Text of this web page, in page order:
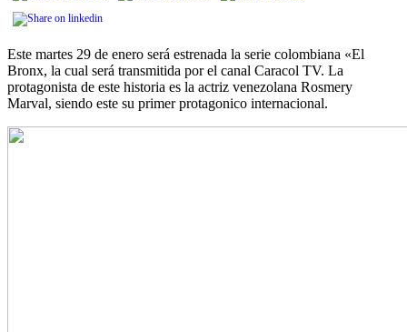
Este martes 29 de enero será estrenada la serie colombiana «El
Bronx, la cual será transmitida por el canal Caracol TV. La
protagonista de este historia es la actriz venezolana Rosmery
Marval, siendo este su primer protagonico internacional.